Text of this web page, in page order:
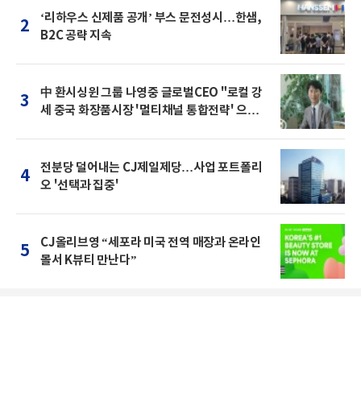
2
‘리하우스 신제품 공개’ 부스 문전성시…한샘,
B2C 공략 지속
3
中 환시싱윈 그룹 나영중 글로벌CEO "로컬 강
세 중국 화장품시장 '멀티채널 통합전략' 으로
4
전분당 덜어내는 CJ제일제당…사업 포트폴리
오 '선택과 집중'
5
CJ올리브영 “세포라 미국 전역 매장과 온라인
몰서 K뷰티 만난다”